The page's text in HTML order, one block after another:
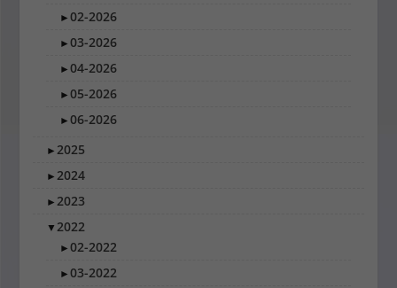
►02-2026
►03-2026
►04-2026
►05-2026
►06-2026
►2025
►2024
►2023
▼2022
►02-2022
►03-2022